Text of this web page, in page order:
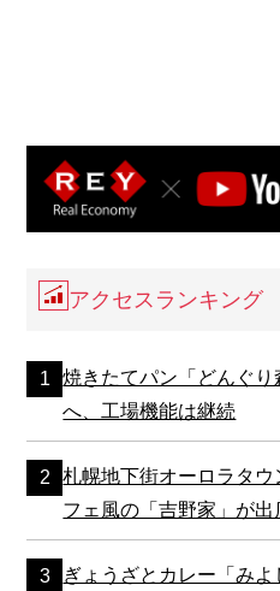
アクセスランキング
焼きたてパン「どんぐ
へ、工場機能は継続
札幌地下街オーロラタ
フェ風の「吉野家」が出
ぎょうざとカレー「み